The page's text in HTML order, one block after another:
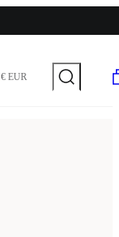
€ EUR